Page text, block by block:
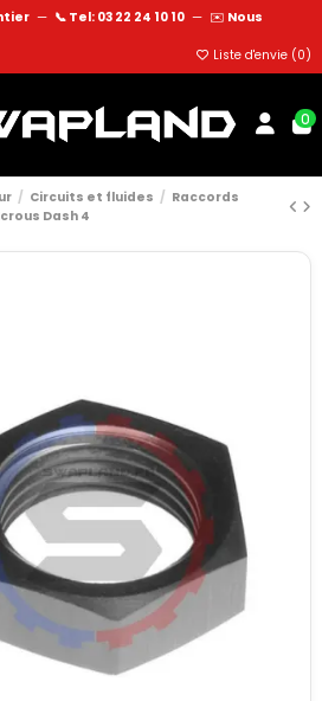
— 📞 Tel: 03 22 24 10 10 — ✉️ Nous
Liste d'envie (0)
0
Circuits et fluides
Raccords
Dash 4